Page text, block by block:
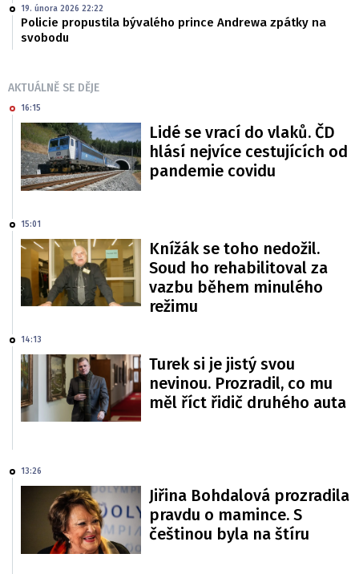
19. února 2026 22:22
Policie propustila bývalého prince Andrewa zpátky na
svobodu
AKTUÁLNĚ SE DĚJE
16:15
Lidé se vrací do vlaků. ČD
hlásí nejvíce cestujících od
pandemie covidu
15:01
Knížák se toho nedožil.
Soud ho rehabilitoval za
vazbu během minulého
režimu
14:13
Turek si je jistý svou
nevinou. Prozradil, co mu
měl říct řidič druhého auta
13:26
Jiřina Bohdalová prozradila
pravdu o mamince. S
češtinou byla na štíru